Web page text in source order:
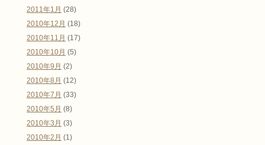
2011年1月 (28)
2010年12月 (18)
2010年11月 (17)
2010年10月 (5)
2010年9月 (2)
2010年8月 (12)
2010年7月 (33)
2010年5月 (8)
2010年3月 (3)
2010年2月 (1)